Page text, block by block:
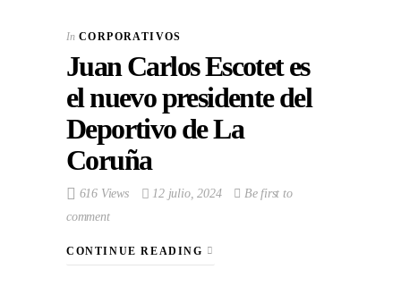
In CORPORATIVOS
Juan Carlos Escotet es
el nuevo presidente del
Deportivo de La
Coruña
616 Views 12 julio, 2024
Be first to
comment
CONTINUE READING